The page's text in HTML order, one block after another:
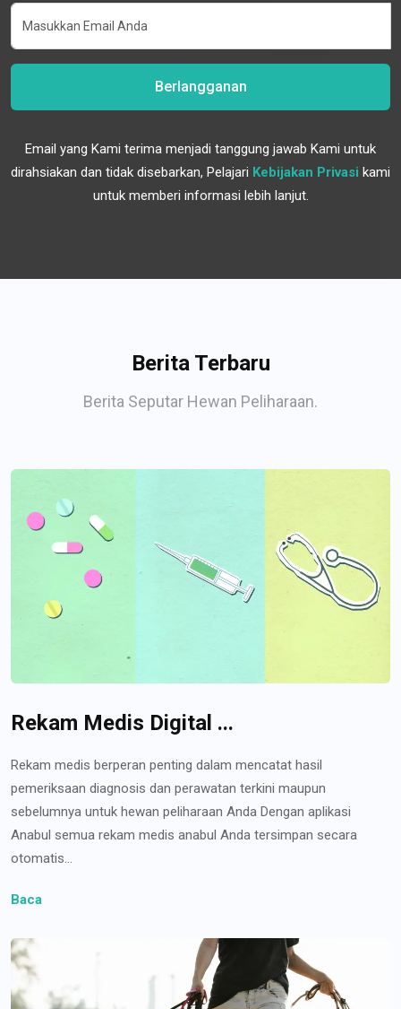
Berlangganan
Email yang Kami terima menjadi tanggung jawab Kami untuk
dirahsiakan dan tidak disebarkan, Pelajari Kebijakan Privasi kami
untuk memberi informasi lebih lanjut.
Berita Terbaru
Berita Seputar Hewan Peliharaan.
Rekam Medis Digital ...
Rekam medis berperan penting dalam mencatat hasil
pemeriksaan diagnosis dan perawatan terkini maupun
sebelumnya untuk hewan peliharaan Anda Dengan aplikasi
Anabul semua rekam medis anabul Anda tersimpan secara
otomatis...
Baca